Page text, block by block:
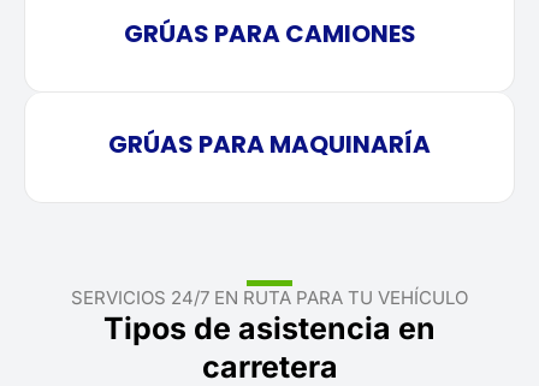
GRÚAS PARA CAMIONES
GRÚAS PARA MAQUINARÍA
SERVICIOS 24/7 EN RUTA PARA TU VEHÍCULO
Tipos de asistencia en
carretera